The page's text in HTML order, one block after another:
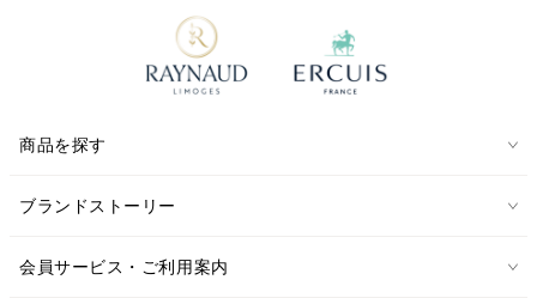
商品を探す
ブランドストーリー
会員サービス・ご利用案内